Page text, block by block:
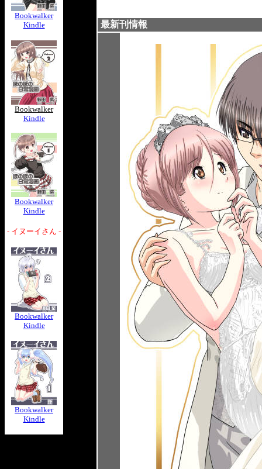
Bookwalker
Kindle
Bookwalker
Kindle
Bookwalker
Kindle
- イヌーイさん -
Bookwalker
Kindle
Bookwalker
Kindle
最新刊情報